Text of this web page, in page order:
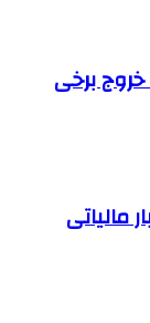
برخی
مالیاتی